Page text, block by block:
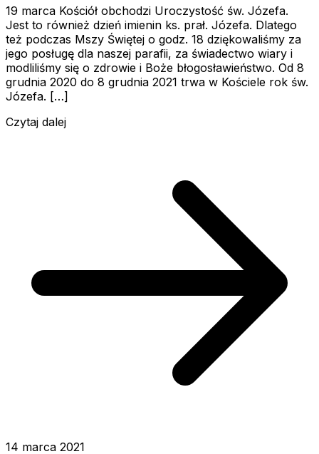
19 marca Kościół obchodzi Uroczystość św. Józefa.
Jest to również dzień imienin ks. prał. Józefa. Dlatego
też podczas Mszy Świętej o godz. 18 dziękowaliśmy za
jego posługę dla naszej parafii, za świadectwo wiary i
modliliśmy się o zdrowie i Boże błogosławieństwo. Od 8
grudnia 2020 do 8 grudnia 2021 trwa w Kościele rok św.
Józefa. […]
Czytaj dalej
14 marca 2021